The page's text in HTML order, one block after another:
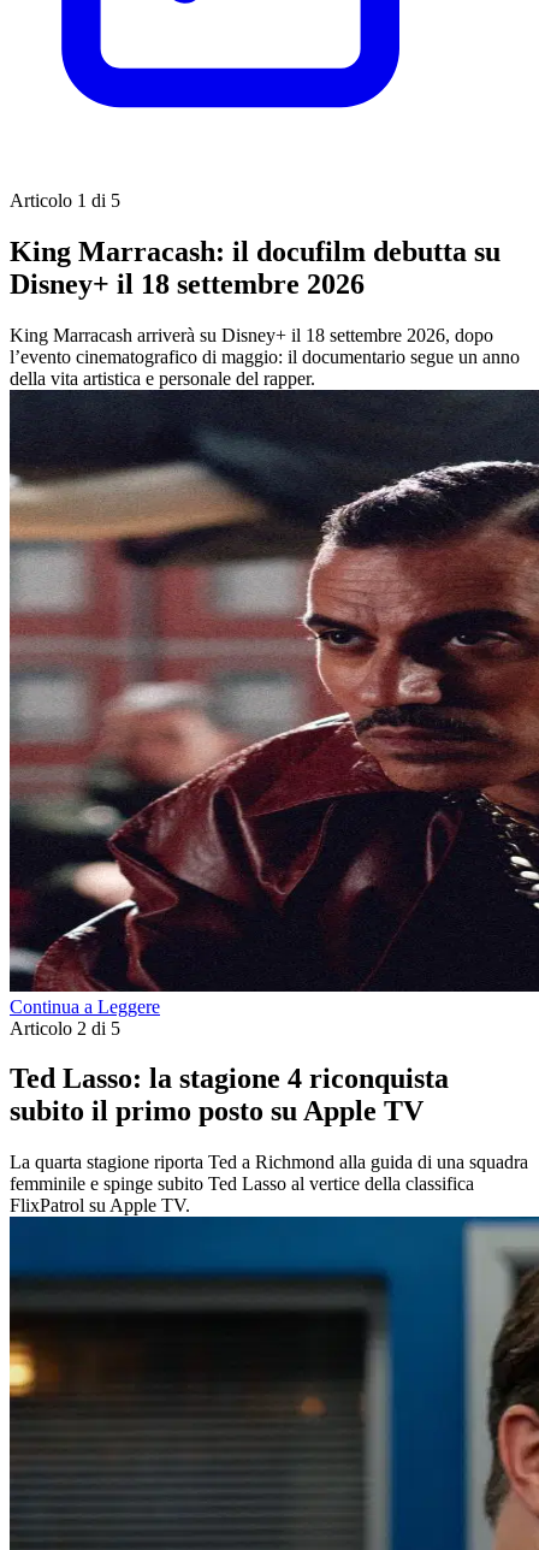
Articolo 1 di 5
King Marracash: il docufilm debutta su
Disney+ il 18 settembre 2026
King Marracash arriverà su Disney+ il 18 settembre 2026, dopo
l’evento cinematografico di maggio: il documentario segue un anno
della vita artistica e personale del rapper.
Continua a Leggere
Articolo 2 di 5
Ted Lasso: la stagione 4 riconquista
subito il primo posto su Apple TV
La quarta stagione riporta Ted a Richmond alla guida di una squadra
femminile e spinge subito Ted Lasso al vertice della classifica
FlixPatrol su Apple TV.